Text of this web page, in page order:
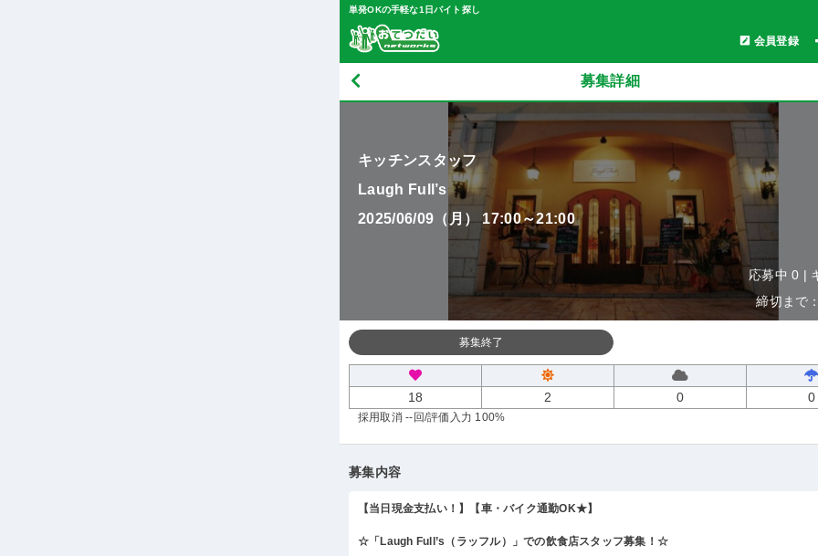
単発OKの手軽な1日バイト探し
会員登録
募集詳細
キッチンスタッフ
Laugh Full’s
2025/06/09（月） 17:00～21:00
応募中 0 |
締切まで
募集終了
18 2 0 0
採用取消 --回/評価入力 100%
募集内容
【当日現金支払い！】【車・バイク通勤OK★】
☆「Laugh Full’s（ラッフル）」での飲食店スタッフ募集！☆